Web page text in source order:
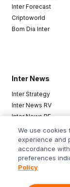
Inter Forecast
Criptoworld
Bom Dia Inter
Inter News
Inter Strategy
Inter News RV
Inter News RF
Top Funds
Baixe o app
We use cookies
experience and
accordance
preferences
Policy